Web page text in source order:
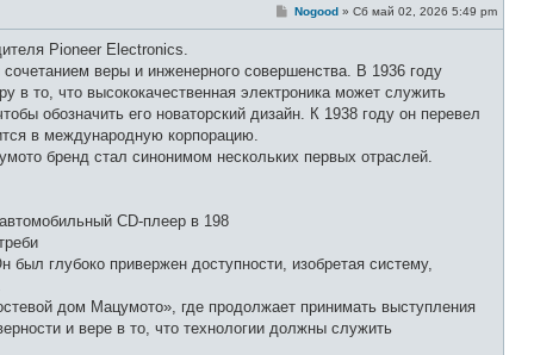
С
щ
н
и
Nogood » Сб май 02, 2026 5:49 pm
Pioneer Electronics.
веры и инженерного совершенства. В 1936 году
в то, что высококачественная электроника может служить
обозначить его новаторский дизайн. К 1938 году он перевел
в международную корпорацию.
бренд стал синонимом нескольких первых отраслей.
CD-плеер в 198
глубоко привержен доступности, изобретая систему,
дом Мацумото», где продолжает принимать выступления
и вере в то, что технологии должны служить